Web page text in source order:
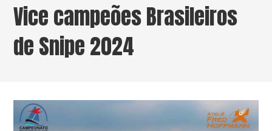
Vice campeões Brasileiros
de Snipe 2024